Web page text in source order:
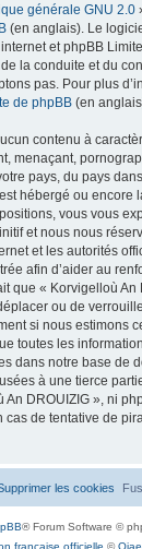
générale GNU 2.0
(en anglais). Le
et phpBB
la conduite et du
pas. Pour plus
de phpBB (en
contenu à
menaçant,
pays, du pays
hébergé ou encore
vous vous
et nous nous
et les autorités
afin d’aider au
que « Korvigelloù An
ou de
si nous estimons
toutes les
dans notre base de
à une tierce
DROUIZIG », ni
de tentative de
les cookies
® Forum Software ©
française officielle ©